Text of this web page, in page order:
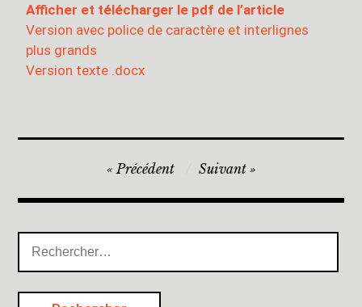
Afficher et télécharger le pdf de l’article
Version avec police de caractère et interlignes
plus grands
Version texte .docx
Précédent Suivant